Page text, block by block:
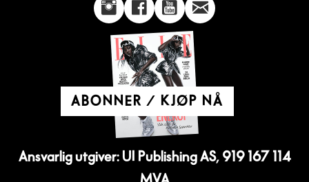
ABONNER / KJØP NÅ
Ansvarlig utgiver: UI Publishing AS, 919 167 114